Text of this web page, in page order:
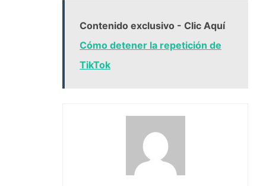
Contenido exclusivo - Clic Aquí
Cómo detener la repetición de
TikTok